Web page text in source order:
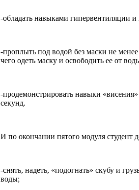
-обладать навыками гипервентиляции
-проплыть под водой без маски не
чего одеть маску и освободить ее от
-продемонстрировать навыки
секунд.
И по окончании пятого модуля студент
-снять, надеть, «подогнать» скубу и
воды;